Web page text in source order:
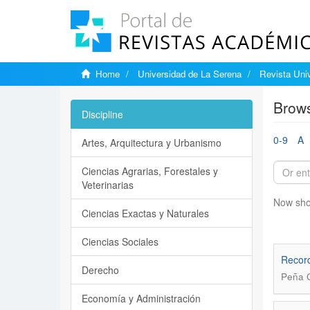
Home Universidad de La Serena Revista
0-9 A
Now
Peña
Discipline
Artes, Arquitectura y Urbanismo
Ciencias Agrarias, Forestales y
Veterinarias
Ciencias Exactas y Naturales
Ciencias Sociales
Derecho
Economía y Administración